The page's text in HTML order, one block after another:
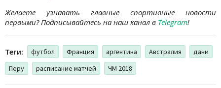
Желаете узнавать главные спортивные новости
первыми? Подписывайтесь на наш канал в Telegram!
Теги: футбол Франция аргентина Австралия
дани
Перу
расписание матчей ЧМ 2018